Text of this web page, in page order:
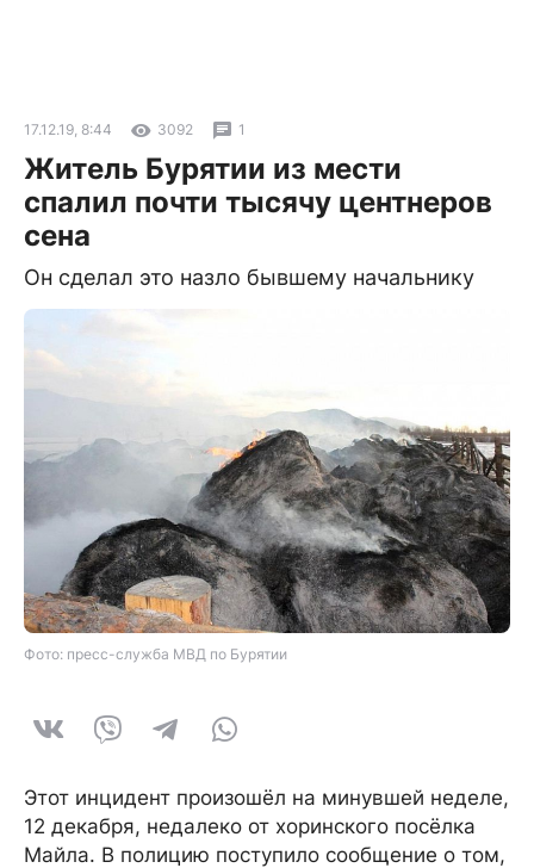
17.12.19, 8:44 3092 1
Житель Бурятии из мести
спалил почти тысячу центнеров
сена
Он сделал это назло бывшему начальнику
Фото: пресс-служба МВД по Бурятии
Этот инцидент произошёл на минувшей неделе,
12 декабря, недалеко от хоринского посёлка
Майла. В полицию поступило сообщение о том,